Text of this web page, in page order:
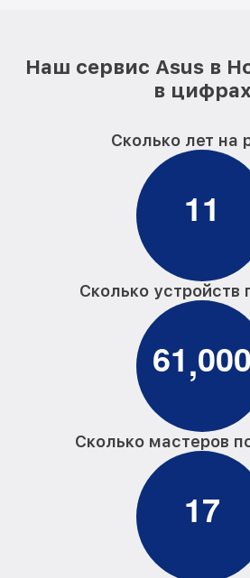
Наш сервис Asus в
в цифрах
Сколько лет на
11
Сколько устройств
61,000
Сколько мастеров
17